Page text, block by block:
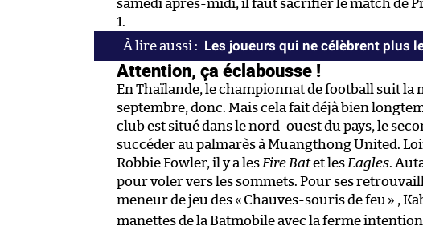
samedi après-midi, il faut sacrifier le match de
1.
Les joueurs qui ne célèbrent plus
Attention, ça éclabousse !
En Thaïlande, le championnat de football suit la
septembre, donc. Mais cela fait déjà bien
club est situé dans le nord-ouest du pays, le
succéder au palmarès à Muangthong United.
Robbie Fowler, il y a les Fire Batet les Eagles.
pour voler vers les sommets. Pour ses
meneur de jeu des « Chauves-souris de feu » ,
manettes de la Batmobile avec la ferme